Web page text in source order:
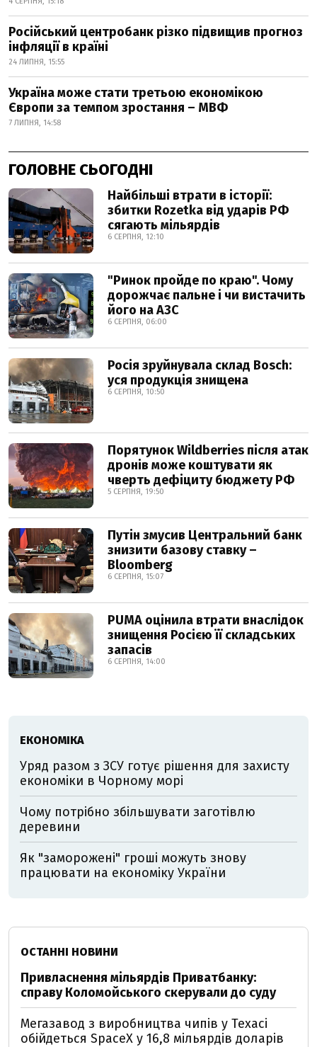
Російський центробанк різко підвищив прогноз
інфляції в країні
24 ЛИПНЯ, 15:55
Україна може стати третьою економікою
Європи за темпом зростання – МВФ
7 ЛИПНЯ, 14:58
ГОЛОВНЕ СЬОГОДНІ
Найбільші втрати в історії:
збитки Rozetka від ударів РФ
сягають мільярдів
6 СЕРПНЯ, 12:10
"Ринок пройде по краю". Чому
дорожчає пальне і чи вистачить
його на АЗС
6 СЕРПНЯ, 06:00
Росія зруйнувала склад Bosch:
уся продукція знищена
6 СЕРПНЯ, 10:50
Порятунок Wildberries після атак
дронів може коштувати як
чверть дефіциту бюджету РФ
5 СЕРПНЯ, 19:50
Путін змусив Центральний банк
знизити базову ставку –
Bloomberg
6 СЕРПНЯ, 15:07
PUMA оцінила втрати внаслідок
знищення Росією її складських
запасів
6 СЕРПНЯ, 14:00
ЕКОНОМІКА
Уряд разом з ЗСУ готує рішення для захисту
економіки в Чорному морі
Чому потрібно збільшувати заготівлю
деревини
Як "заморожені" гроші можуть знову
працювати на економіку України
ОСТАННІ НОВИНИ
Привласнення мільярдів Приватбанку:
справу Коломойського скерували до суду
Мегазавод з виробництва чипів у Техасі
обійдеться SpaceX у 16,8 мільярдів доларів